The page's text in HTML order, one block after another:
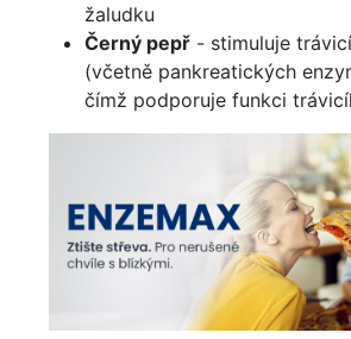
žaludku
Černý pepř - stimuluje
(včetně pankreatických
čímž podporuje funkci